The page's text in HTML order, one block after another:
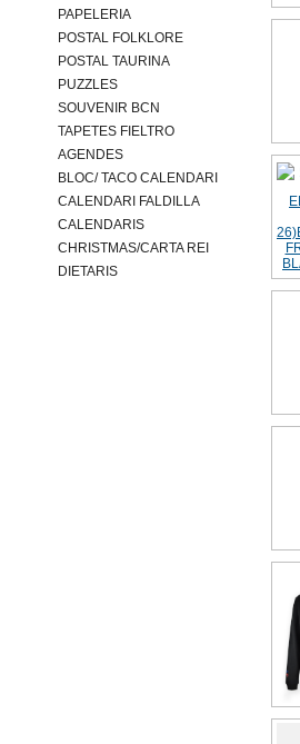
PAPELERIA
POSTAL FOLKLORE
POSTAL TAURINA
PUZZLES
SOUVENIR BCN
TAPETES FIELTRO
AGENDES
BLOC/ TACO CALENDARI
CALENDARI FALDILLA
CALENDARIS
CHRISTMAS/CARTA REI
DIETARIS